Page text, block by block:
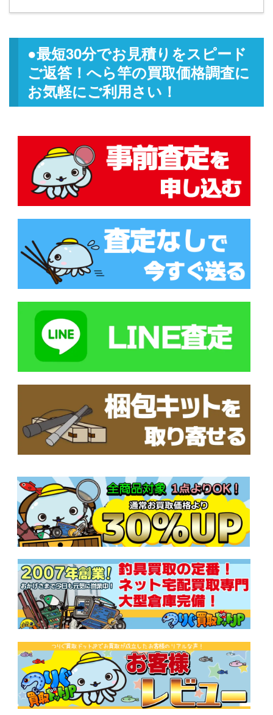
●最短30分でお見積りをスピード
ご返答！へら竿の買取価格調査に
お気軽にご利用さい！